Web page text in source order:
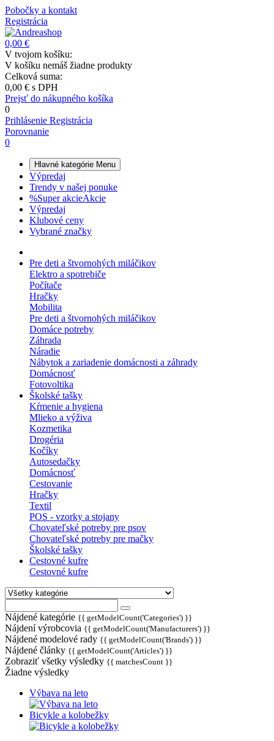
Pobočky a kontakt
Registrácia
0,00 €
V tvojom košíku:
V košíku nemáš žiadne produkty
Celková suma:
0,00 € s DPH
Prejsť do nákupného košíka
0
Prihlásenie Registrácia
Porovnanie
0
Hlavné kategórie Menu
Výpredaj
Trendy v našej ponuke
%Super akcieAkcie
Výpredaj
Klubové ceny
Vybrané značky
Pre deti a štvornohých miláčikov
Elektro a spotrebiče
Počítače
Hračky
Mobilita
Pre deti a štvornohých miláčikov
Domáce potreby
Záhrada
Náradie
Nábytok a zariadenie domácnosti a záhrady
Domácnosť
Fotovoltika
Školské tašky
Kŕmenie a hygiena
Mlieko a výživa
Kozmetika
Drogéria
Kočíky
Autosedačky
Domácnosť
Cestovanie
Hračky
Textil
POS - vzorky a stojany
Chovateľské potreby pre psov
Chovateľské potreby pre mačky
Školské tašky
Cestovné kufre
Cestovné kufre
Nájdené kategórie {{ getModelCount('Categories') }}
Nájdení výrobcovia {{ getModelCount('Manufacturers') }}
Nájdené modelové rady {{ getModelCount('Brands') }}
Nájdené články {{ getModelCount('Articles') }}
Zobraziť všetky výsledky {{ matchesCount }}
Žiadne výsledky
Výbava na leto
Bicykle a kolobežky